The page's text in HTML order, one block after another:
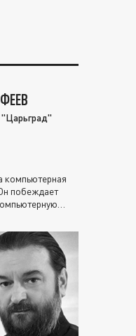
"Царьград"
компьютерная
побеждает